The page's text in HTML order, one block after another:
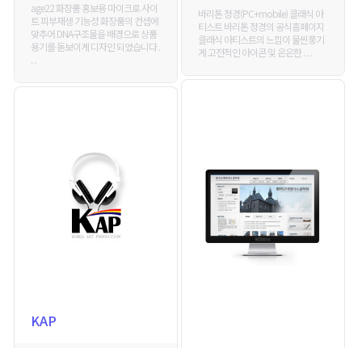
바리톤 정경(PC+mobile) 클래식 아
티스트 바리톤 정경의 공식홈페이지
클래식 아티스트의 느낌이 물씬풍기
게 고전적인 아이콘 및 은은한 . . .
age22 화장품 홍보용 마이크로 사이
트 피부재생 기능성 화장품의 컨셉에
맞추어 DNA구조물을 배경으로 상품
용기를 돋보이게 디자인 되었습니다 .
. .
KAP